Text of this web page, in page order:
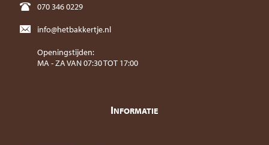
070 346 0229
info@hetbakkertje.nl
Openingstijden:
MA - ZA VAN 07:30 TOT 17:00
INFORMATIE